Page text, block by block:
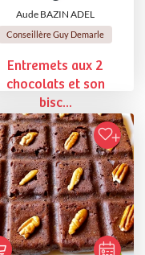
Aude BAZIN ADEL
Conseillère Guy Demarle
Entremets aux 2
chocolats et son
bisc...